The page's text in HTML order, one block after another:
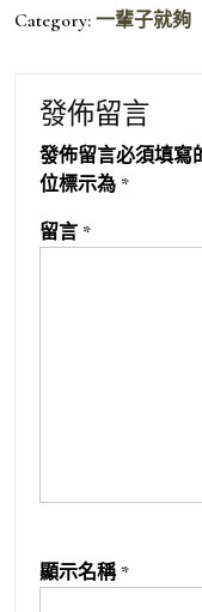
Category: 一輩子就夠
發佈留言
發佈留言必須填寫
位標示為 *
留言 *
顯示名稱 *